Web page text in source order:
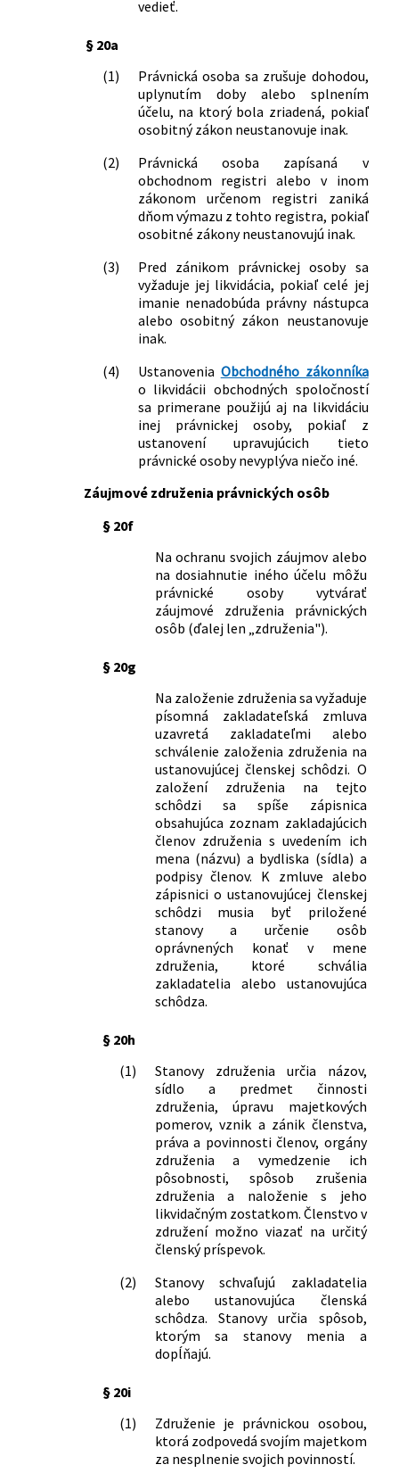
cestovného ruchu Slovenskej
obchodu Slovenskej socialistickej
republiky č. 100/1982 Zb., ktorou sa
vykonávajú niektoré ustanovenia
zákona Slovenskej národnej rady č.
74/1989 Zb.
Vyhláška Federálneho ministerstva
financií, Ministerstva financií a miezd
Českej socialistickej republiky,
Ministerstva financií, cien a miezd
Slovenskej socialistickej republiky a
predsedu Štátnej banky
československej, ktorou sa mení a
dopĺňa vyhláška Federálneho
ministerstva financií, Ministerstva
financií Českej socialistickej republiky,
Ministerstva financií Slovenskej
socialistickej republiky a predsedu
Štátnej banky československej č.
136/1985 Zb. o finančnej, úverovej a inej
pomoci družstevnej a individuálnej
bytovej výstavbe a modernizácii
vlastníctve
146/1990 Zb.
miezd Českej republiky a Ministerstva
financií, cien a miezd Slovenskej
republiky, ktorou sa mení a dopĺňa
vyhláška Ministerstva financií č.
47/1964 Zb. o peňažných službách
73/1991 Zb.
financií, Ministerstva financií Českej
republiky, Ministerstva financií
Slovenskej republiky a Štátnej banky
česko-slovenskej, ktorou sa mení a
dopĺňa vyhláška Federálneho
ministerstva financií, Ministerstva
financií Českej socialistickej republiky,
Ministerstva financií Slovenskej
socialistickej republiky a predsedu
Štátnej banky československej č.
136/1985 Zb. o finančnej, úverovej a inej
pomoci družstevnej a individuálnej
bytovej výstavbe a modernizácii
rodinných domčekov v osobnom
vlastníctve v znení vyhlášky č. 74/1989
Zb.
Vyhláška Federálneho ministerstva
technický a investičný rozvoj č.
101/1973 Zb. o projektových súťažiach
Vyhláška ministerstva financí České
republiky, kterou se mění vyhláška
ministerstva financí České socialistické
republiky č. 11/1983 Sb., o pojistných
podmínkách pro pojištění majetku,
vyhláška ministerstva financí České
socialistické republiky č. 12/1983 Sb., o
pojistných podmínkách pro pojištění
odpovědnosti za škody, a vyhláška
ministerstva financí č. 49/1964 Sb., o
pojistných podmínkách pro pojištění
osob, ve znění vyhlášky ministerstva
financí České socialistické republiky č.
55/1979 Sb.
vyhlášky upravujúce poistné podmienky
zmluvného poistenia
Vyhláška Štátnej banky česko-
vedieť.
§ 20a
(1)
Právnická osoba sa zrušuje dohodou,
uplynutím doby alebo splnením
účelu, na ktorý bola zriadená, pokiaľ
osobitný zákon neustanovuje inak.
(2)
Právnická osoba zapísaná v
obchodnom registri alebo v inom
zákonom určenom registri zaniká
dňom výmazu z tohto registra, pokiaľ
osobitné zákony neustanovujú inak.
(3)
Pred zánikom právnickej osoby sa
vyžaduje jej likvidácia, pokiaľ celé jej
imanie nenadobúda právny nástupca
alebo osobitný zákon neustanovuje
inak.
(4)
Ustanovenia Obchodného zákonníka
o likvidácii obchodných spoločností
sa primerane použijú aj na likvidáciu
inej právnickej osoby, pokiaľ z
ustanovení upravujúcich tieto
právnické osoby nevyplýva niečo iné.
Záujmové združenia právnických osôb
§ 20f
Na ochranu svojich záujmov alebo
na dosiahnutie iného účelu môžu
právnické osoby vytvárať
záujmové združenia právnických
osôb (ďalej len „združenia").
§ 20g
Na založenie združenia sa vyžaduje
písomná zakladateľská zmluva
uzavretá zakladateľmi alebo
schválenie založenia združenia na
ustanovujúcej členskej schôdzi. O
založení združenia na tejto
schôdzi sa spíše zápisnica
obsahujúca zoznam zakladajúcich
členov združenia s uvedením ich
mena (názvu) a bydliska (sídla) a
podpisy členov. K zmluve alebo
zápisnici o ustanovujúcej členskej
schôdzi musia byť priložené
stanovy a určenie osôb
oprávnených konať v mene
združenia, ktoré schvália
zakladatelia alebo ustanovujúca
schôdza.
§ 20h
(1)
Stanovy združenia určia názov,
sídlo a predmet činnosti
združenia, úpravu majetkových
pomerov, vznik a zánik členstva,
práva a povinnosti členov, orgány
združenia a vymedzenie ich
pôsobnosti, spôsob zrušenia
združenia a naloženie s jeho
likvidačným zostatkom. Členstvo v
združení možno viazať na určitý
členský príspevok.
(2)
Stanovy schvaľujú zakladatelia
alebo ustanovujúca členská
schôdza. Stanovy určia spôsob,
ktorým sa stanovy menia a
dopĺňajú.
§ 20i
(1)
Združenie je právnickou osobou,
ktorá zodpovedá svojím majetkom
za nesplnenie svojich povinností.